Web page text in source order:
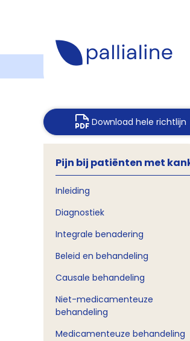
Download hele richtlijn
Pijn bij patiënten met
Inleiding
Diagnostiek
Integrale benadering
Beleid en behandeling
Causale behandeling
Niet-medicamenteuze
behandeling
Medicamenteuze behandeling